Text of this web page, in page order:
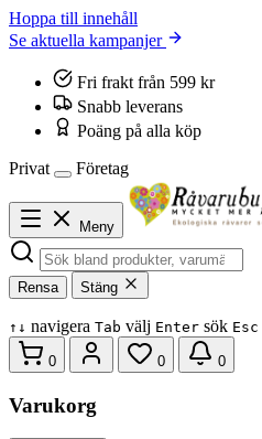
Hoppa till innehåll
Se aktuella kampanjer
Fri frakt från 599 kr
Snabb leverans
Poäng på alla köp
Privat
Företag
Meny
Rensa Stäng
↑ ↓ navigera Tab välj Enter sök Esc
0 0 0
Varukorg